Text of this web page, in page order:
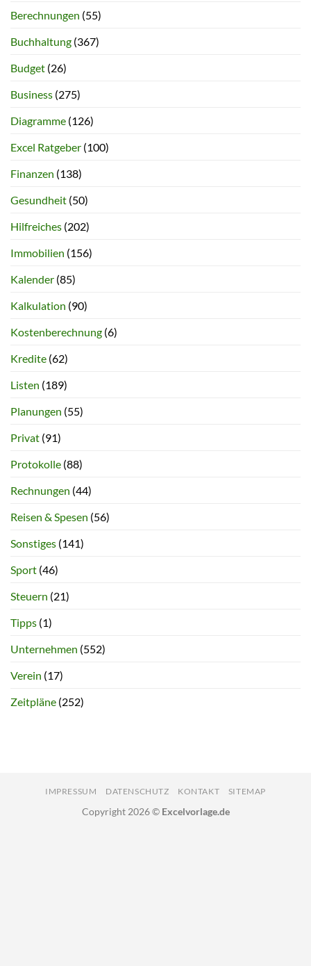
Berechnungen (55)
Buchhaltung (367)
Budget (26)
Business (275)
Diagramme (126)
Excel Ratgeber (100)
Finanzen (138)
Gesundheit (50)
Hilfreiches (202)
Immobilien (156)
Kalender (85)
Kalkulation (90)
Kostenberechnung (6)
Kredite (62)
Listen (189)
Planungen (55)
Privat (91)
Protokolle (88)
Rechnungen (44)
Reisen & Spesen (56)
Sonstiges (141)
Sport (46)
Steuern (21)
Tipps (1)
Unternehmen (552)
Verein (17)
Zeitpläne (252)
IMPRESSUM DATENSCHUTZ KONTAKT SITEMAP
Copyright 2026 © Excelvorlage.de